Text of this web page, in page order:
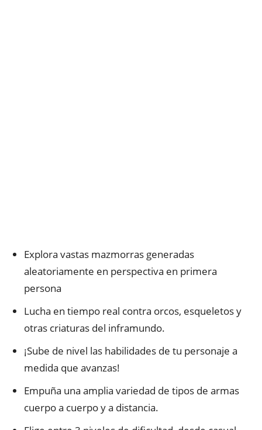
Explora vastas mazmorras generadas
aleatoriamente en perspectiva en primera
persona
Lucha en tiempo real contra orcos, esqueletos y
otras criaturas del inframundo.
¡Sube de nivel las habilidades de tu personaje a
medida que avanzas!
Empuña una amplia variedad de tipos de armas
cuerpo a cuerpo y a distancia.